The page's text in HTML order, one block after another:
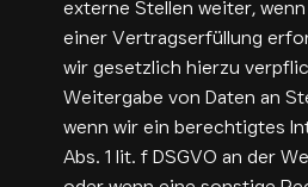
externe Stellen weiter,
einer Vertragserfüllung
wir gesetzlich hierzu
Weitergabe von Daten an
wenn wir ein berechtigtes
Abs. 1 lit. f DSGVO an der